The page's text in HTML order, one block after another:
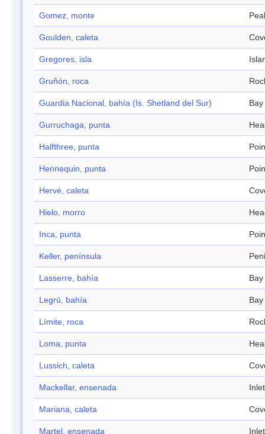
Gomez, monte
Goulden, caleta
Gregores, isla
Gruñón, roca
Guardia Nacional, bahía (Is. Shetland del Sur) Bay
Gurruchaga, punta
Halfthree, punta
Hennequin, punta
Hervé, caleta
Hielo, morro
Inca, punta
Keller, península
Lasserre, bahía Bay
Legrú, bahía Bay
Límite, roca
Loma, punta
Lussich, caleta
Mackellar, ensenada Inlet
Mariana, caleta
Martel, ensenada Inlet